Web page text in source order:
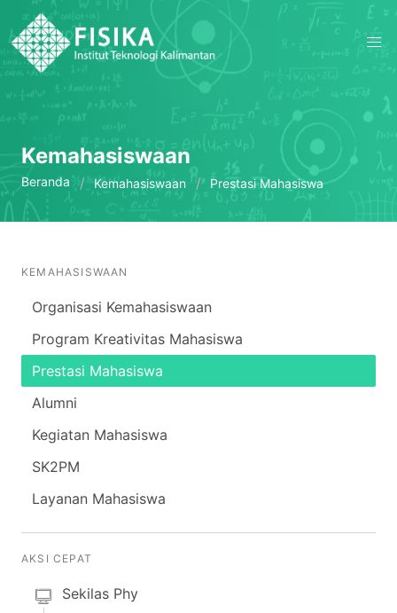
Kemahasiswaan
Beranda Kemahasiswaan Prestasi Mahasiswa
KEMAHASISWAAN
Organisasi Kemahasiswaan
Program Kreativitas Mahasiswa
Prestasi Mahasiswa
Alumni
Kegiatan Mahasiswa
SK2PM
Layanan Mahasiswa
AKSI CEPAT
Sekilas Phy